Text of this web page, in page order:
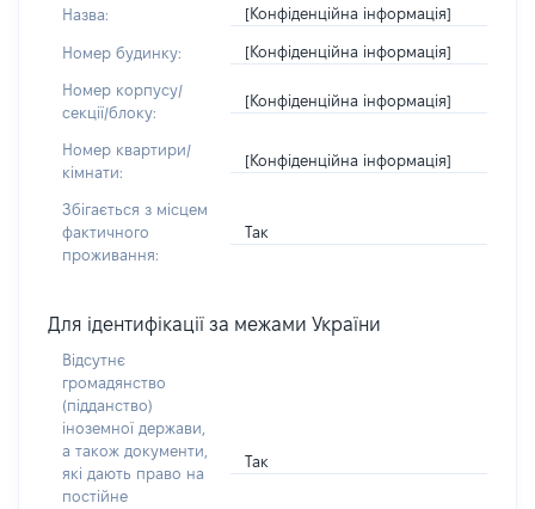
Назва: [Конфіденційна інформація]
Номер будинку: [Конфіденційна інформація]
Номер корпусу/
секції/блоку:
[Конфіденційна інформація]
Номер квартири/
кімнати:
[Конфіденційна інформація]
Збігається з місцем
фактичного
проживання:
Так
Для ідентифікації за межами України
Відсутнє
громадянство
(підданство)
іноземної держави,
а також документи,
які дають право на
постійне
Так